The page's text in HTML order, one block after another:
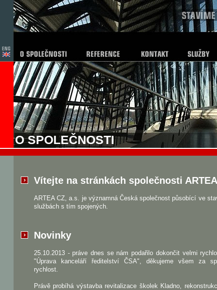
O SPOLEČNOSTI
Vítejte na stránkách společnosti
ARTEA CZ, a.s. je významná Česká společnost působící ve
službách s tím spojených.
Novinky
25.10.2013 - práve dnes se nám podařilo dokončit velmi
"Úprava kanceláří ředitelství ČSA", děkujeme všem za
rychlost.
Právě probíhá výstavba revitalizace školek Kladno,